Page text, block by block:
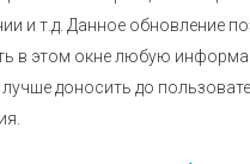
и т.д. Данное обновление
в этом окне любую
доносить до